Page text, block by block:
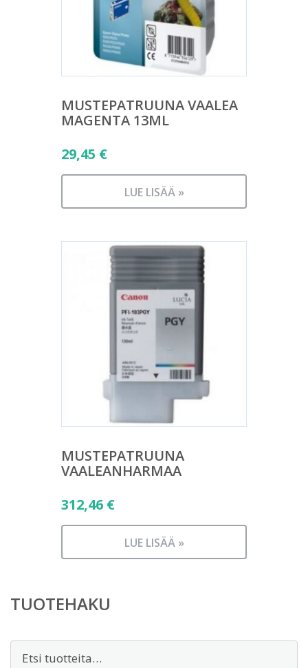
MUSTEPATRUUNA VAALEA
MAGENTA 13ML
29,45 €
LUE LISÄÄ »
MUSTEPATRUUNA
VAALEANHARMAA
312,46 €
LUE LISÄÄ »
TUOTEHAKU